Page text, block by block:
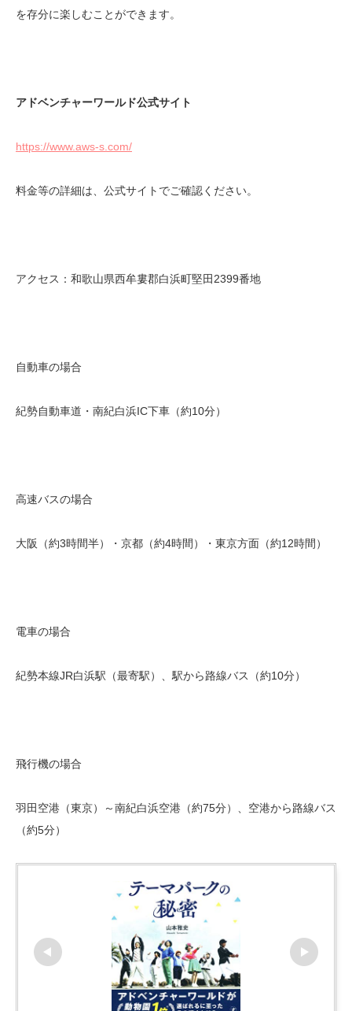
を存分に楽しむことができます。
アドベンチャーワールド公式サイト
https://www.aws-s.com/
料金等の詳細は、公式サイトでご確認ください。
アクセス：和歌山県西牟婁郡白浜町堅田2399番地
自動車の場合
紀勢自動車道・南紀白浜IC下車（約10分）
高速バスの場合
大阪（約3時間半）・京都（約4時間）・東京方面（約12時間）
電車の場合
紀勢本線JR白浜駅（最寄駅）、駅から路線バス（約10分）
飛行機の場合
羽田空港（東京）～南紀白浜空港（約75分）、空港から路線バス
（約5分）